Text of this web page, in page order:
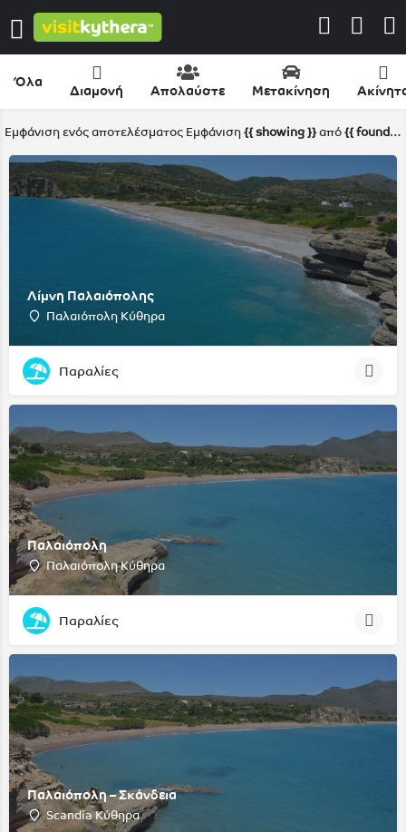
Όλα
Διαμονή Απολαύστε Μετακίνηση
Εμφάνιση ενός αποτελέσματος Εμφάνιση {{ showing }}από {{ foundPosts }}
Λίμνη Παλαιόπολης
Παλαιόπολη Κύθηρα
Παραλίες
Παλαιόπολη
Παλαιόπολη Κύθηρα
Παραλίες
Παλαιόπολη – Σκάνδεια
Scandia Κύθηρα